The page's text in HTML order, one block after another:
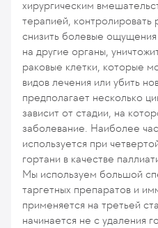
хирургическим
терапией, контролировать
снизить болевые ощущения
на другие органы,
раковые клетки, которые
видов лечения или убить
предполагает несколько
зависит от стадии, на
заболевание. Наиболее
используется при
гортани в качестве
Мы используем большой
таргетных препаратов и
применяется на третьей
начинается не с удаления